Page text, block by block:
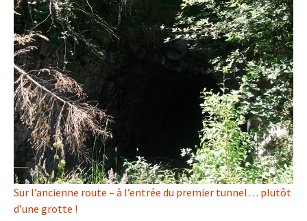
Sur l’ancienne route – à l’entrée du premier tunnel… plutôt
d’une grotte !